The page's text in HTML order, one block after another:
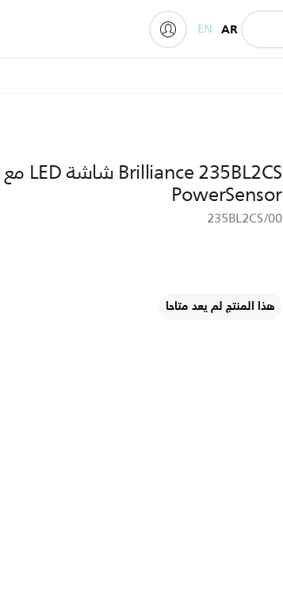
AR
EN
Brilliance 235BL2CS شاشة LED مع
PowerSensor
235BL2CS/00
هذا المنتج لم يعد متاحا